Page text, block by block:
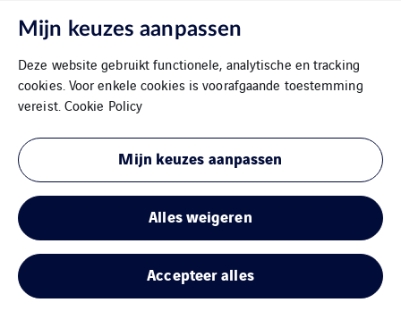
Contact
Gegevensbeschermimg
Impressum
Cookies
Sitemap
Mijn keuzes aanpassen
Deze website gebruikt functionele, analytische en tracking
cookies. Voor enkele cookies is voorafgaande toestemming
vereist. Cookie Policy
Mijn keuzes aanpassen
Alles weigeren
Accepteer alles